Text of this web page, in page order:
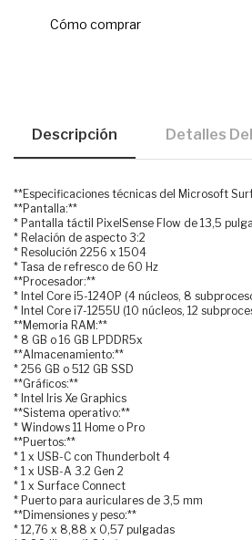
Cómo comprar
Descripción Detalles
**Especificaciones técnicas del Microsoft
**Pantalla:**
* Pantalla táctil PixelSense Flow de 13,5
* Relación de aspecto 3:2
* Resolución 2256 x 1504
* Tasa de refresco de 60 Hz
**Procesador:**
* Intel Core i5-1240P (4 núcleos, 8
* Intel Core i7-1255U (10 núcleos, 12
**Memoria RAM:**
* 8 GB o 16 GB LPDDR5x
**Almacenamiento:**
* 256 GB o 512 GB SSD
**Gráficos:**
* Intel Iris Xe Graphics
**Sistema operativo:**
* Windows 11 Home o Pro
**Puertos:**
* 1 x USB-C con Thunderbolt 4
* 1 x USB-A 3.2 Gen 2
* 1 x Surface Connect
* Puerto para auriculares de 3,5 mm
**Dimensiones y peso:**
* 12,76 x 8,88 x 0,57 pulgadas